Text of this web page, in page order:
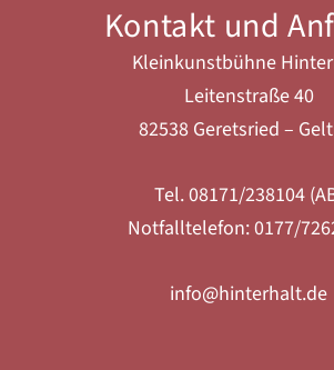
Kontakt und
Kleinkunstbühne
Leitenstraße 40
82538 Geretsried –
Tel. 08171/238104
Notfalltelefon: 0177/
info@hinterhalt.de